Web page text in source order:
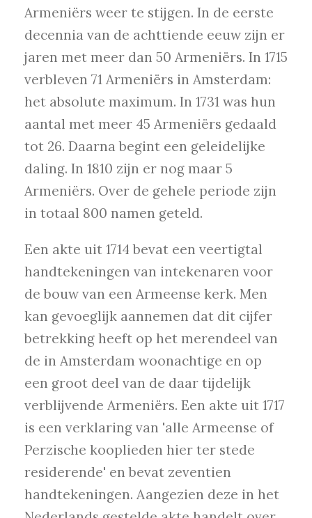
Armeniërs weer te stijgen. In de eerste
decennia van de achttiende eeuw zijn er
jaren met meer dan 50 Armeniërs. In 1715
verbleven 71 Armeniërs in Amsterdam:
het absolute maximum. In 1731 was hun
aantal met meer 45 Armeniërs gedaald
tot 26. Daarna begint een geleidelijke
daling. In 1810 zijn er nog maar 5
Armeniërs. Over de gehele periode zijn
in totaal 800 namen geteld.
Een akte uit 1714 bevat een veertigtal
handtekeningen van intekenaren voor
de bouw van een Armeense kerk. Men
kan gevoeglijk aannemen dat dit cijfer
betrekking heeft op het merendeel van
de in Amsterdam woonachtige en op
een groot deel van de daar tijdelijk
verblijvende Armeniërs. Een akte uit 1717
is een verklaring van 'alle Armeense of
Perzische kooplieden hier ter stede
residerende' en bevat zeventien
handtekeningen. Aangezien deze in het